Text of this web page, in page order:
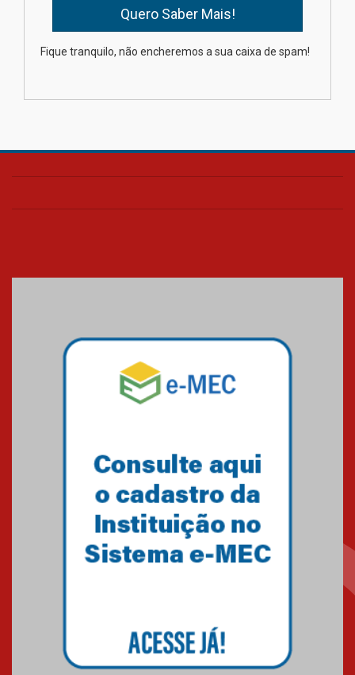
na educação dos filhos além da
Fique tranquilo, não encheremos a sua caixa de spam!